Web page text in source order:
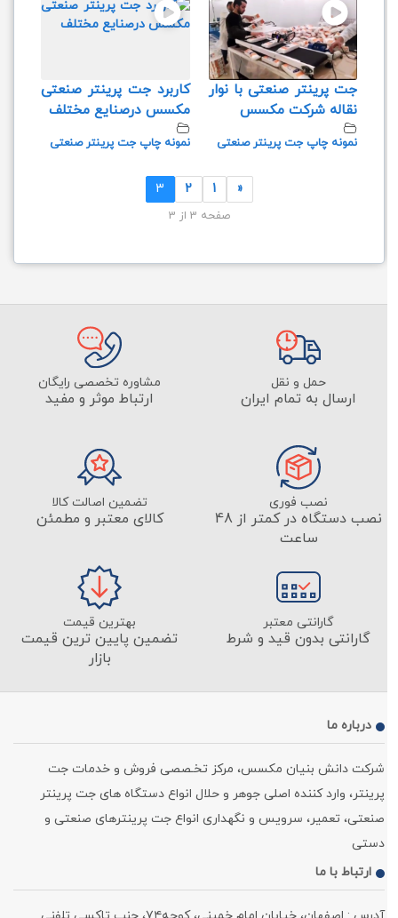
جت پرینتر صنعتی با نوار
نقاله شرکت مکسس
نمونه چاپ جت پرینتر صنعتی
کاربرد جت پرینتر صنعتی
مکسس درصنایع مختلف
نمونه چاپ جت پرینتر صنعتی
صفحه 3 از 3
حمل و نقل
ارسال به تمام ایران
مشاوره تخصصی رایگان
ارتباط موثر و مفید
نصب فوری
نصب دستگاه در کمتر از 48
ساعت
تضمین اصالت کالا
کالای معتبر و مطمئن
گارانتی معتبر
گارانتی بدون قید و شرط
بهترین قیمت
تضمین پایین ترین قیمت
بازار
درباره ما
شرکت دانش بنیان مکسس، مرکز تخـصصی فروش و خدمات جت
پرینتر، وارد کننده اصلی جوهر و حلال انواع دستگاه های جت پرینتر
صنعتی، تعمیر، سرویس و نگهداری انواع جت پرینترهای صنعتی و
دستی
ارتباط با ما